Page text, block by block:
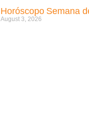
Horóscopo Semana
August 3, 2026